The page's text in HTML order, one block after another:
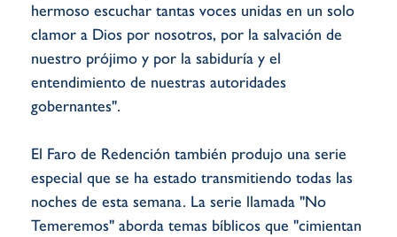
hermoso escuchar tantas voces unidas en un solo
clamor a Dios por nosotros, por la salvación de
nuestro prójimo y por la sabiduría y el
entendimiento de nuestras autoridades
gobernantes".
El Faro de Redención también produjo una serie
especial que se ha estado transmitiendo todas las
noches de esta semana. La serie llamada "No
Temeremos" aborda temas bíblicos que "cimientan